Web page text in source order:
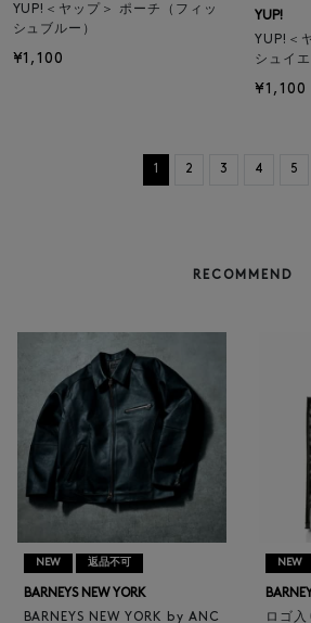
YUP!＜ヤップ＞ ポーチ（フィッ
シュブルー）
¥1,100
YUP!
YUP!＜
シュイエ
¥1,100
1 2 3 4 5
RECOMMEND
NEW 返品不可
BARNEYS NEW YORK
BARNEYS NEW YORK by ANC
NEW
ロゴ